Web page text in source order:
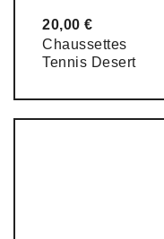
20,00 €
Chaussettes
Tennis Desert